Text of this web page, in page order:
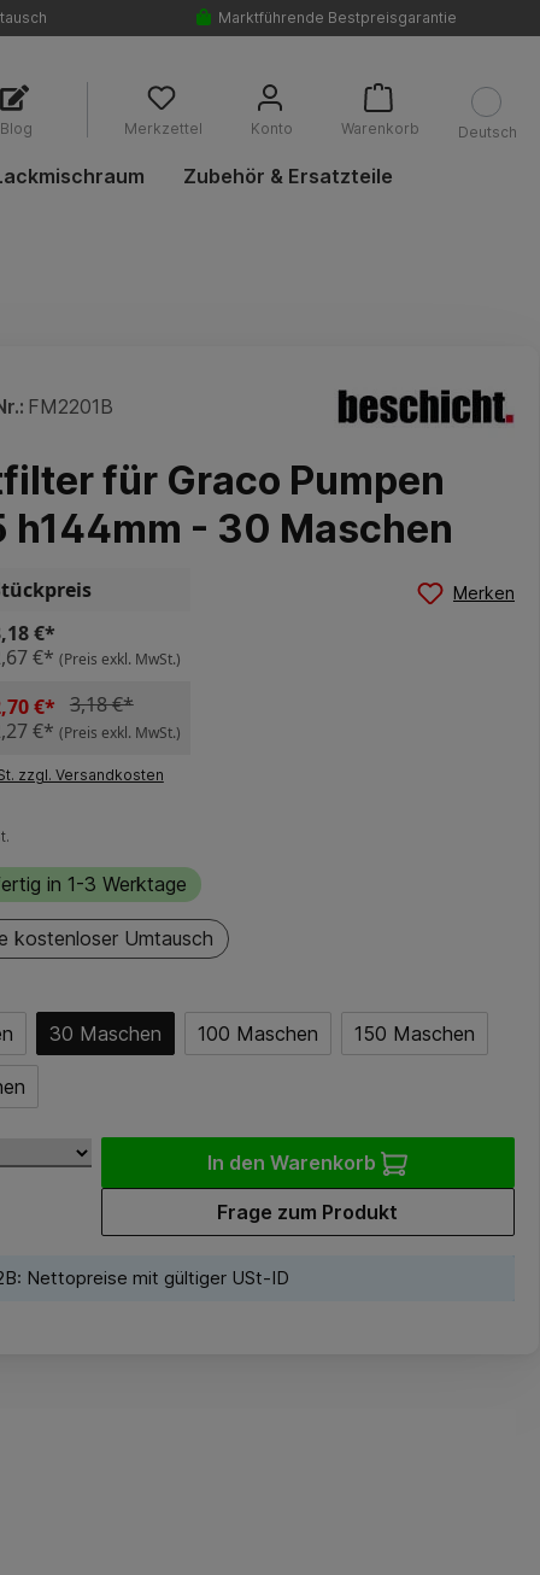
Marktführende Bestpreisgarantie
Blog Merkzettel Konto Warenkorb Deutsch
Zubehör & Ersatzteile
FM2201B
für Graco Pumpen
- 30 Maschen
€*
€* (Preis exkl. MwSt.)
€* 3,18 €*
€* (Preis exkl. MwSt.)
Merken
zzgl. Versandkosten
in 1-3 Werktage
kostenloser Umtausch
30 Maschen 100 Maschen 150 Maschen
In den Warenkorb
Frage zum Produkt
Nettopreise mit gültiger USt-ID